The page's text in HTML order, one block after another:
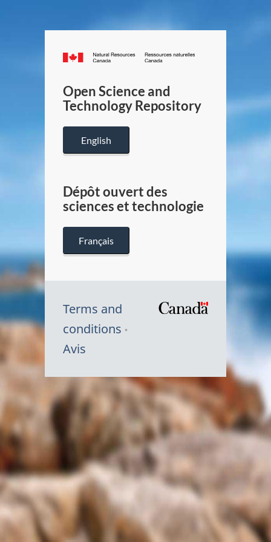
Canada.ca
/
Canada
Open Science and
Technology Repository
English
Dépôt ouvert des
sciences et technologie
Français
Terms and
conditions
Avis
Symbole
du
Canada